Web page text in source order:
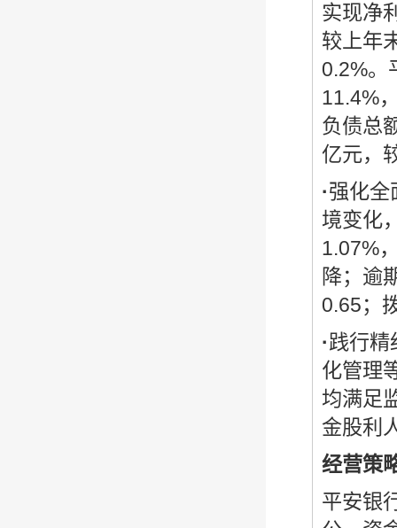
实现净
较上年
0.2%。
11.4%
负债总
亿元，
·强化全
境变化
1.07%
降；逾
0.65；
·践行精
化管理
均满足
金股利
经营策
平安银